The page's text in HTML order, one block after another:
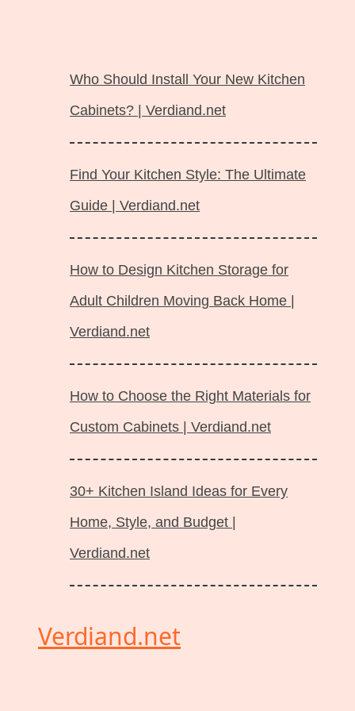
Who Should Install Your New Kitchen
Cabinets? | Verdiand.net
Find Your Kitchen Style: The Ultimate
Guide | Verdiand.net
How to Design Kitchen Storage for
Adult Children Moving Back Home |
Verdiand.net
How to Choose the Right Materials for
Custom Cabinets | Verdiand.net
30+ Kitchen Island Ideas for Every
Home, Style, and Budget |
Verdiand.net
Verdiand.net